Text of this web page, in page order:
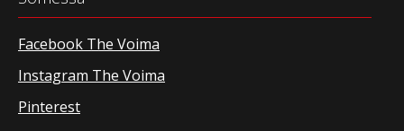
Facebook The Voima
Instagram The Voima
Pinterest